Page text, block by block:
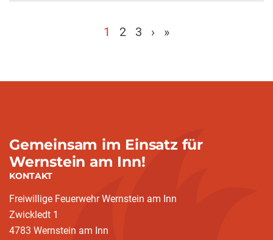
1 2 3 › »
Gemeinsam im Einsatz für
Wernstein am Inn!
KONTAKT
Freiwillige Feuerwehr Wernstein am Inn
Zwickledt 1
4783 Wernstein am Inn